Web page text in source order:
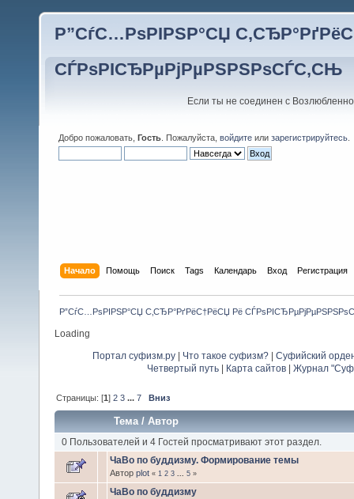
Р”СѓС…РѕРІРЅР°СЏ
СЃРѕРІСЂРµРјРµРЅРЅРѕСЃС‚СЊ
Если ты не соединен с
Добро пожаловать, Гость . Пожалуйста, войдите или зарегистрируйтесь
Начало Помощь Поиск Tags Календарь Вход Регистрация
Р”СѓС…РѕРІРЅР°СЏ С‚СЂР°РґРёС†РёСЏ Рё
Loading
Портал суфизм.ру Что такое суфизм?
Суфийский
Четвертый путь| Карта сайтов| Журнал
Страницы: [1]2 3 ...7 Вниз
Тема/Автор
0 Пользователей и 4 Гостей просматривают этот раздел.
ЧаВо по буддизму. Формирование темы
Автор plot « 1 2 3 ... 5 »
ЧаВо по буддизму